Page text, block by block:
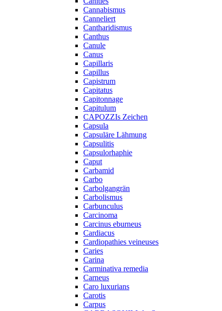
Cannabismus
Canneliert
Cantharidismus
Canthus
Canule
Canus
Capillaris
Capillus
Capistrum
Capitatus
Capitonnage
Capitulum
CAPOZZIs Zeichen
Capsula
Capsuläre Lähmung
Capsulitis
Capsulorhaphie
Caput
Carbamid
Carbo
Carbolgangrän
Carbolismus
Carbunculus
Carcinoma
Carcinus eburneus
Cardiacus
Cardiopathies veineuses
Caries
Carina
Carminativa remedia
Carneus
Caro luxurians
Carotis
Carpus